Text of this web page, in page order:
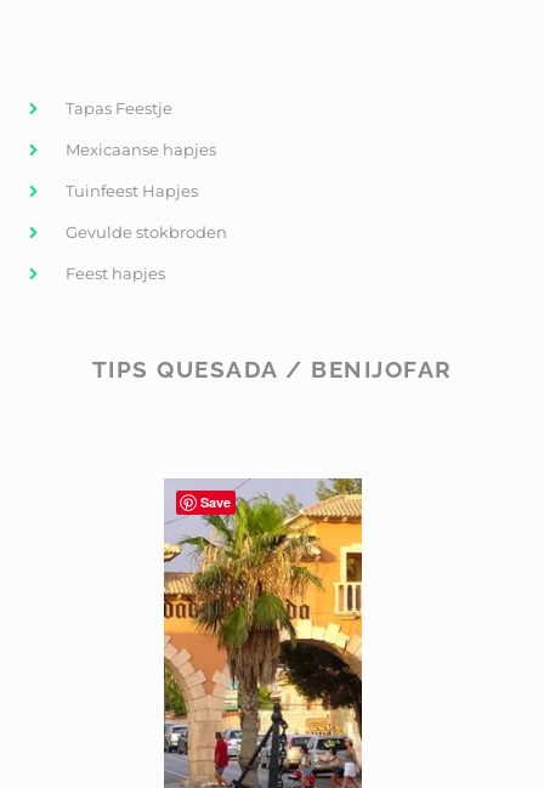
Tapas Feestje
Mexicaanse hapjes
Tuinfeest Hapjes
Gevulde stokbroden
Feest hapjes
TIPS QUESADA / BENIJOFAR
Save